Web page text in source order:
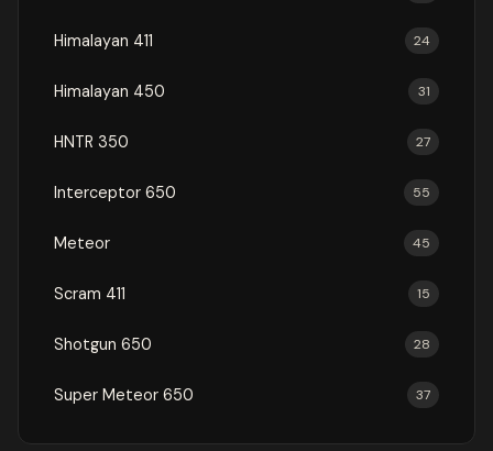
Himalayan 411 24
Himalayan 450 31
HNTR 350 27
Interceptor 650 55
Meteor 45
Scram 411 15
Shotgun 650 28
Super Meteor 650 37